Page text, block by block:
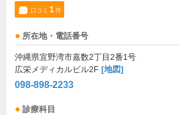
口コミ 1件
所在地・電話番号
沖縄県宜野湾市嘉数2丁目2番1号
広栄メディカルビル2F [地図]
098-898-2233
診療科目